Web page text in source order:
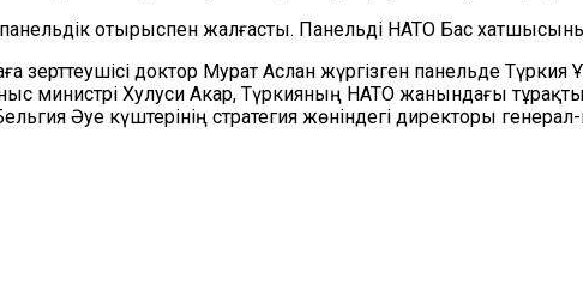
отырыспен жалғасты. Панельді НАТО Бас
зерттеушісі доктор Мурат Аслан жүргізген панельде
министрі Хулуси Акар, Түркияның НАТО жанындағы
Әуе күштерінің стратегия жөніндегі директоры